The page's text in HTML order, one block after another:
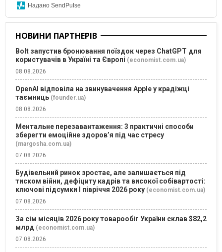
Надано SendPulse
НОВИНИ ПАРТНЕРІВ
Bolt запустив бронювання поїздок через ChatGPT для
користувачів в Україні та Європі (economist.com.ua)
08.08.2026
OpenAI відповіла на звинувачення Apple у крадіжці
таємниць (founder.ua)
08.08.2026
Ментальне перезавантаження: 3 практичні способи
зберегти емоційне здоров’я під час стресу
(margosha.com.ua)
07.08.2026
Будівельний ринок зростає, але залишається під
тиском війни, дефіциту кадрів та високої собівартості:
ключові підсумки І півріччя 2026 року (economist.com.ua)
07.08.2026
За сім місяців 2026 року товарообіг України склав $82,2
млрд (economist.com.ua)
07.08.2026